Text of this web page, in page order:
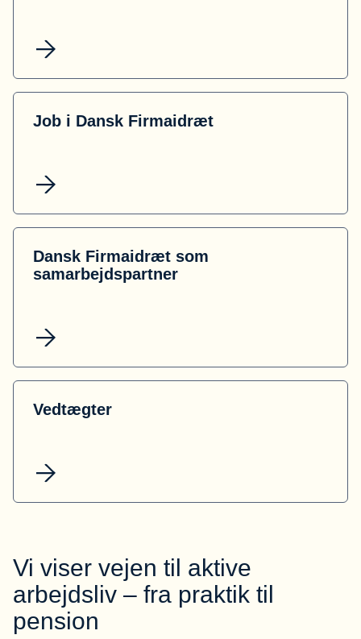
Job i Dansk Firmaidræt
Dansk Firmaidræt som
samarbejdspartner
Vedtægter
Vi viser vejen til aktive
arbejdsliv – fra praktik til
pension